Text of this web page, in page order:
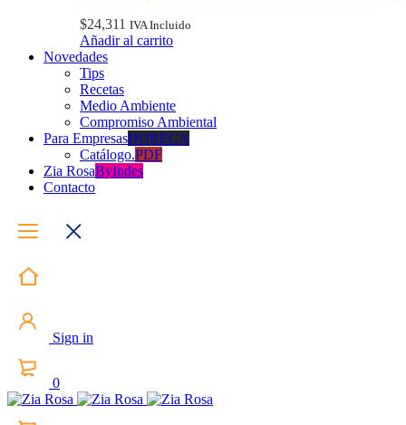
$24,311 IVA Incluido
Añadir al carrito
Novedades
Tips
Recetas
Medio Ambiente
Compromiso Ambiental
Para EmpresasHORECA
Catálogo.PDF
Zia RosaByIndes
Contacto
Sign in
0